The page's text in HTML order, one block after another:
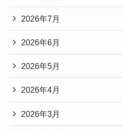
2026年7月
2026年6月
2026年5月
2026年4月
2026年3月